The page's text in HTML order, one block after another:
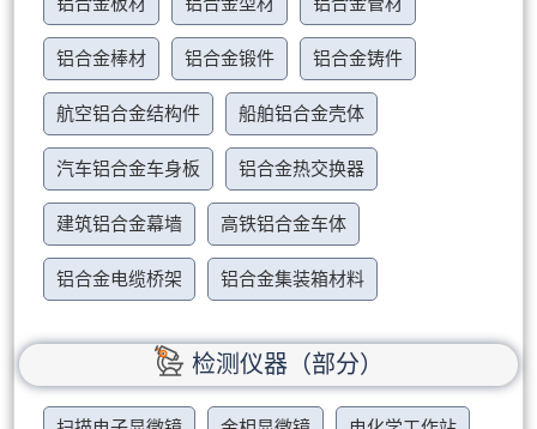
铝合金棒材 铝合金锻件 铝合金铸件
航空铝合金结构件 船舶铝合金壳体
汽车铝合金车身板 铝合金热交换器
建筑铝合金幕墙 高铁铝合金车体
铝合金电缆桥架 铝合金集装箱材料
检测仪器（部分）